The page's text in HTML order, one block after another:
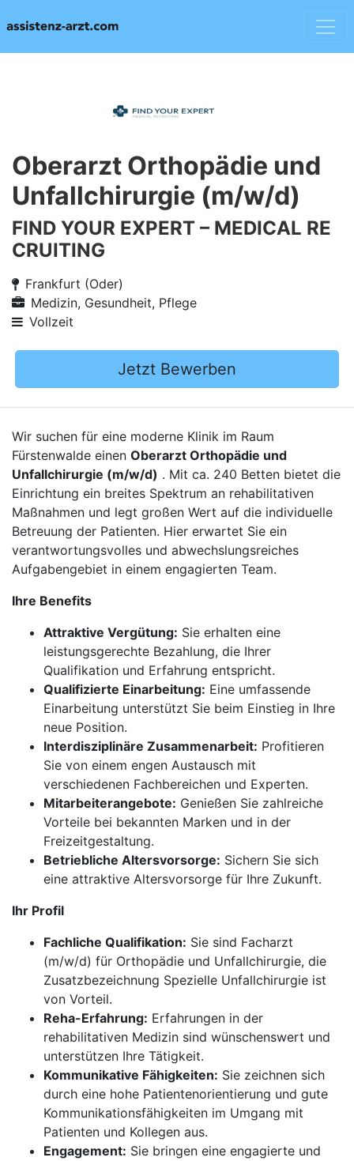
Oberarzt Orthopädie und
Unfallchirurgie (m/w/d)
FIND YOUR EXPERT – MEDICAL RE
CRUITING
Frankfurt (Oder)
Medizin, Gesundheit, Pflege
Vollzeit
Jetzt Bewerben
Wir suchen für eine moderne Klinik im Raum
Fürstenwalde einen Oberarzt Orthopädie und
Unfallchirurgie (m/w/d) . Mit ca. 240 Betten bietet die
Einrichtung ein breites Spektrum an rehabilitativen
Maßnahmen und legt großen Wert auf die individuelle
Betreuung der Patienten. Hier erwartet Sie ein
verantwortungsvolles und abwechslungsreiches
Aufgabengebiet in einem engagierten Team.
Ihre Benefits
Attraktive Vergütung: Sie erhalten eine
leistungsgerechte Bezahlung, die Ihrer
Qualifikation und Erfahrung entspricht.
Qualifizierte Einarbeitung: Eine umfassende
Einarbeitung unterstützt Sie beim Einstieg in Ihre
neue Position.
Interdisziplinäre Zusammenarbeit: Profitieren
Sie von einem engen Austausch mit
verschiedenen Fachbereichen und Experten.
Mitarbeiterangebote: Genießen Sie zahlreiche
Vorteile bei bekannten Marken und in der
Freizeitgestaltung.
Betriebliche Altersvorsorge: Sichern Sie sich
eine attraktive Altersvorsorge für Ihre Zukunft.
Ihr Profil
Fachliche Qualifikation: Sie sind Facharzt
(m/w/d) für Orthopädie und Unfallchirurgie, die
Zusatzbezeichnung Spezielle Unfallchirurgie ist
von Vorteil.
Reha-Erfahrung: Erfahrungen in der
rehabilitativen Medizin sind wünschenswert und
unterstützen Ihre Tätigkeit.
Kommunikative Fähigkeiten: Sie zeichnen sich
durch eine hohe Patientenorientierung und gute
Kommunikationsfähigkeiten im Umgang mit
Patienten und Kollegen aus.
Engagement: Sie bringen eine engagierte und